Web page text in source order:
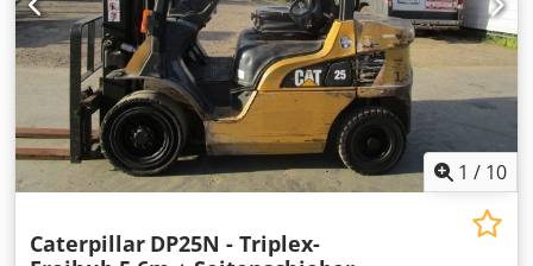
1 / 10
Caterpillar DP25N - Triplex-